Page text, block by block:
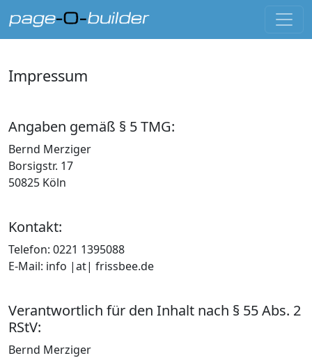
Impressum
Angaben gemäß § 5 TMG:
Bernd Merziger
Borsigstr. 17
50825 Köln
Kontakt:
Telefon: 0221 1395088
E-Mail: info |at| frissbee.de
Verantwortlich für den Inhalt nach § 55 Abs. 2
RStV:
Bernd Merziger